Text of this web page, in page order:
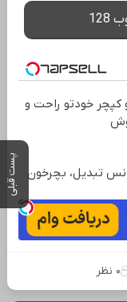
پست قبلی
کپچر خودتو راحت و
تبدیل، بچرخون
۰ نظر